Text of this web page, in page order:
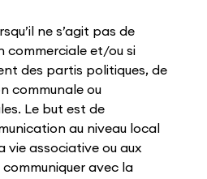
ne s’agit pas de
commerciale et/ou si
des partis politiques, de
communale ou
Le but est de
au niveau local
vie associative ou aux
avec la